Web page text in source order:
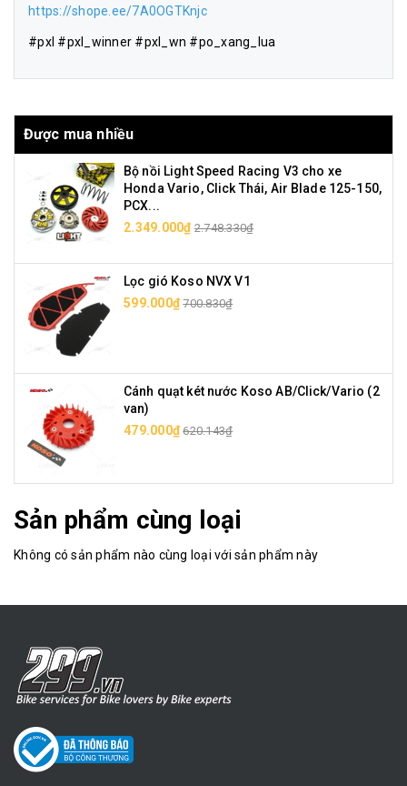
https://shope.ee/7A0OGTKnjc
#pxl #pxl_winner #pxl_wn #po_xang_lua
Được mua nhiều
Bộ nồi Light Speed Racing V3 cho xe
Honda Vario, Click Thái, Air Blade 125-150,
PCX...
2.349.000₫ 2.748.330₫
Lọc gió Koso NVX V1
599.000₫ 700.830₫
Cánh quạt két nước Koso AB/Click/Vario (2
van)
479.000₫ 620.143₫
Sản phẩm cùng loại
Không có sản phẩm nào cùng loại với sản phẩm này